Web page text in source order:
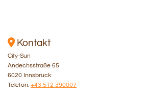
Kontakt
City-Sun
Andechsstraße 65
6020 Innsbruck
Telefon: +43 512 390007